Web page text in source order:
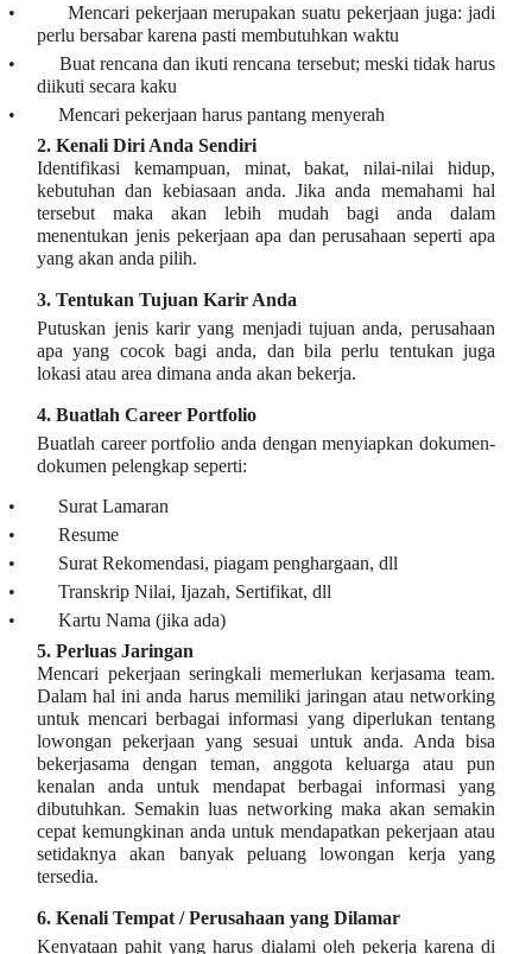
•
Mencari pekerjaan merupakan suatu pekerjaan juga: jadi
perlu bersabar karena pasti membutuhkan waktu
•
Buat rencana dan ikuti rencana tersebut; meski tidak harus
diikuti secara kaku
•
Mencari pekerjaan harus pantang menyerah
2. Kenali Diri Anda Sendiri
Identifikasi kemampuan, minat, bakat, nilai-nilai hidup,
kebutuhan dan kebiasaan anda. Jika anda memahami hal
tersebut maka akan lebih mudah bagi anda dalam
menentukan jenis pekerjaan apa dan perusahaan seperti apa
yang akan anda pilih.
3. Tentukan Tujuan Karir Anda
Putuskan jenis karir yang menjadi tujuan anda, perusahaan
apa yang cocok bagi anda, dan bila perlu tentukan juga
lokasi atau area dimana anda akan bekerja.
4. Buatlah Career Portfolio
Buatlah career portfolio anda dengan menyiapkan dokumen-
dokumen pelengkap seperti:
•
Surat Lamaran
•
Resume
•
Surat Rekomendasi, piagam penghargaan, dll
•
Transkrip Nilai, Ijazah, Sertifikat, dll
•
Kartu Nama (jika ada)
5. Perluas Jaringan
Mencari pekerjaan seringkali memerlukan kerjasama team.
Dalam hal ini anda harus memiliki jaringan atau networking
untuk mencari berbagai informasi yang diperlukan tentang
lowongan pekerjaan yang sesuai untuk anda. Anda bisa
bekerjasama dengan teman, anggota keluarga atau pun
kenalan anda untuk mendapat berbagai informasi yang
dibutuhkan. Semakin luas networking maka akan semakin
cepat kemungkinan anda untuk mendapatkan pekerjaan atau
setidaknya akan banyak peluang lowongan kerja yang
tersedia.
6. Kenali Tempat / Perusahaan yang Dilamar
Kenyataan pahit yang harus dialami oleh pekerja karena di